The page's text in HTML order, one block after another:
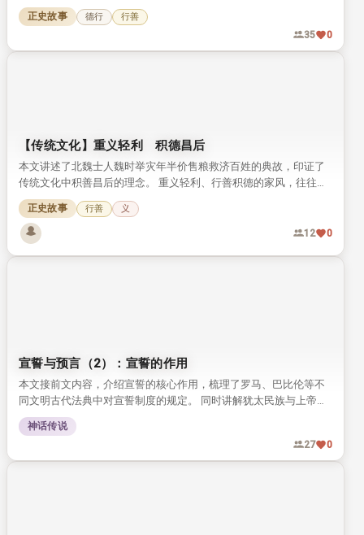
自己投胎前来还债、讨债的前世因果。 祝三思听从劝告积德行善，
最终得子养老，得享善终。
正史故事 德行 行善
35 0
【传统文化】重义轻利 积德昌后
本文讲述了北魏士人魏时举灾年半价售粮救济百姓的典故，印证了
传统文化中积善昌后的理念。 重义轻利、行善积德的家风，往往会
惠及后世子孙，这一观念流传千年，至今仍有启发意义。
正史故事 行善 义
12 0
宣誓与预言（2）：宣誓的作用
本文接前文内容，介绍宣誓的核心作用，梳理了罗马、巴比伦等不
同文明古代法典中对宣誓制度的规定。 同时讲解犹太民族与上帝立
约的传统，以及赎罪日解除未践誓约的相关习俗。
神话传说
27
0